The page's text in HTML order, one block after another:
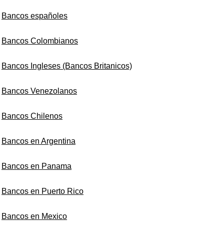
Bancos españoles
Bancos Colombianos
Bancos Ingleses (Bancos Britanicos)
Bancos Venezolanos
Bancos Chilenos
Bancos en Argentina
Bancos en Panama
Bancos en Puerto Rico
Bancos en Mexico